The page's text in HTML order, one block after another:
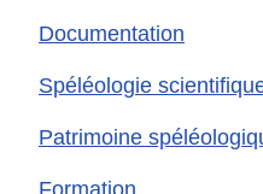
Documentation
Spéléologie
Patrimoine
Formation